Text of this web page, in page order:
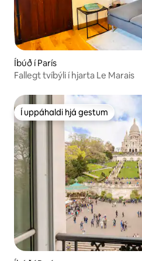
Íbúð í París
Fallegt tvíbýli í hjarta Le Marais
Í uppáhaldi hjá gestum
Í uppáhaldi hjá gestum